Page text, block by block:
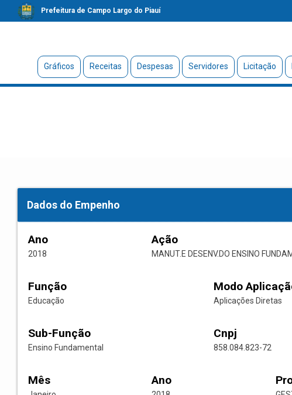
Prefeitura de Campo Largo do Piauí
Gráficos Receitas Despesas Servidores Licitação
Dados do Empenho
Ano
2018
Ação
MANUT.E DESENV.DO ENSINO
Função
Educação
Modo
Aplicações Diretas
Sub-Função
Ensino Fundamental
Cnpj
858.084.823-72
Mês Ano